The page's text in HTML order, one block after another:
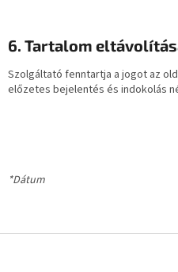
6. Tartalom
Szolgáltató fenntartja a jogot az
előzetes bejelentés és indokolás
*Dátum